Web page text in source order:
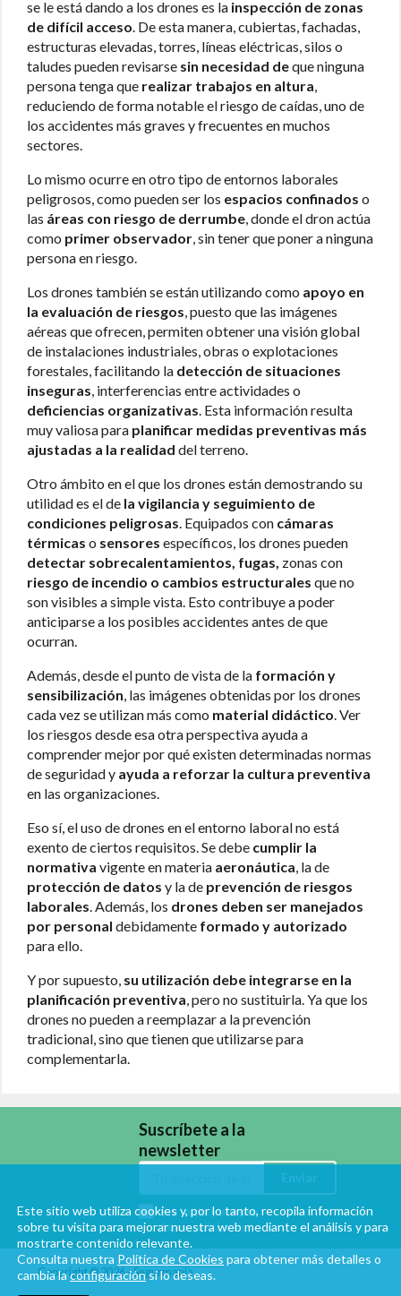
se le está dando a los drones es la inspección de zonas
de difícil acceso. De esta manera, cubiertas, fachadas,
estructuras elevadas, torres, líneas eléctricas, silos o
taludes pueden revisarse sin necesidad deque ninguna
persona tenga que realizar trabajos en altura,
reduciendo de forma notable el riesgo de caídas, uno de
los accidentes más graves y frecuentes en muchos
sectores.
Lo mismo ocurre en otro tipo de entornos laborales
peligrosos, como pueden ser los espacios confinados o
las áreas con riesgo de derrumbe, donde el dron actúa
como primer observador, sin tener que poner a ninguna
persona en riesgo.
Los drones también se están utilizando como apoyo en
la evaluación de riesgos, puesto que las imágenes
aéreas que ofrecen, permiten obtener una visión global
de instalaciones industriales, obras o explotaciones
forestales, facilitando la detección de situaciones
inseguras, interferencias entre actividades o
deficiencias organizativas. Esta información resulta
muy valiosa para planificar medidas preventivas más
ajustadas a la realidad del terreno.
Otro ámbito en el que los drones están demostrando su
utilidad es el de la vigilancia y seguimiento de
condiciones peligrosas. Equipados con cámaras
térmicas o sensores específicos, los drones pueden
detectar sobrecalentamientos, fugas, zonas con
riesgo de incendio o cambios estructurales que no
son visibles a simple vista. Esto contribuye a poder
anticiparse a los posibles accidentes antes de que
ocurran.
Además, desde el punto de vista de la formación y
sensibilización, las imágenes obtenidas por los drones
cada vez se utilizan más como material didáctico. Ver
los riesgos desde esa otra perspectiva ayuda a
comprender mejor por qué existen determinadas normas
de seguridad y ayuda a reforzar la cultura preventiva
en las organizaciones.
Eso sí, el uso de drones en el entorno laboral no está
exento de ciertos requisitos. Se debe cumplir la
normativa vigente en materia aeronáutica, la de
protección de datos y la de prevención de riesgos
laborales. Además, los drones deben ser manejados
por personal debidamente formado y autorizado
para ello.
Y por supuesto, su utilización debe integrarse en la
planificación preventiva, pero no sustituirla. Ya que los
drones no pueden a reemplazar a la prevención
tradicional, sino que tienen que utilizarse para
complementarla.
Suscríbete a la
newsletter
He leído y acepto
las condiciones
Copyright © 2026 - Segurmania
Este sitio web utiliza cookies y, por lo tanto, recopila información
sobre tu visita para mejorar nuestra web mediante el análisis y para
mostrarte contenido relevante.
Consulta nuestra Política de Cookies para obtener más detalles o
cambia laconfiguraciónsi lo deseas.